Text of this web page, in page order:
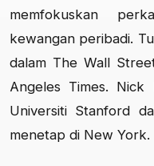
memfokuskan
kewangan peribadi.
dalam The Wall
Angeles Times. Nick
Universiti Stanford
menetap di New York.